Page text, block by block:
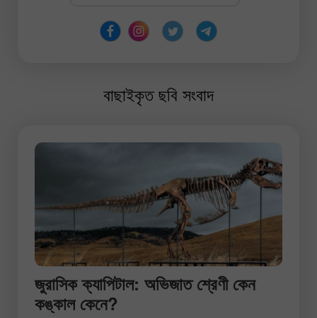
বাছাইকৃত ছবি সংবাদ
জুরাসিক ক্যাপিটাল: অভিজাত শ্রেণী কেন
কঙ্কাল কেনে?